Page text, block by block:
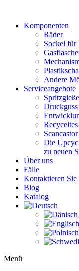
wechselnKomponenten
Räder
Sockel für
Andere
Serviceangebote
Druckguss
Die
zu neuen
Über uns
Fälle
Kontaktieren Sie
Blog
Katalog
Menü